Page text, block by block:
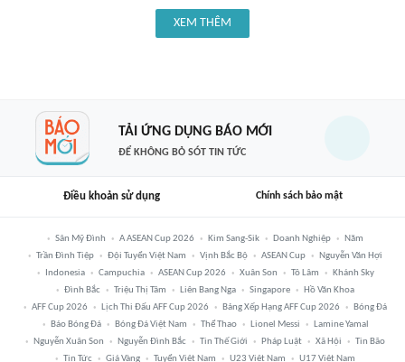
XEM THÊM
TẢI ỨNG DỤNG BÁO MỚI
ĐỂ KHÔNG BỎ SÓT TIN TỨC
Điều khoản sử dụng Chính sách bảo mật
Sân Mỹ Đình A ASEAN Cup 2026 Kim Sang-Sik Doanh Nghiệp
Năm
Trần Đình Tiệp
Đội Tuyển Việt Nam Vịnh Bắc Bộ ASEAN Cup
Nguyễn Văn Hợi
Indonesia
Campuchia ASEAN Cup 2026 Xuân Son Tô Lâm
Khánh Sky
Đình Bắc
Triệu Thị Tâm Liên Bang Nga Singapore
Hồ Văn Khoa
AFF Cup 2026
Lịch Thi Đấu AFF Cup 2026 Bảng Xếp Hạng AFF Cup 2026
Bóng Đá
Báo Bóng Đá
Bóng Đá Việt Nam Thể Thao Lionel Messi
Lamine Yamal
Nguyễn Xuân Son
Nguyễn Đình Bắc Tin Thế Giới Pháp Luật Xã Hội
Tin Bão
Tin Tức
Giá Vàng Tuyển Việt Nam U23 Việt Nam U17 Việt Nam